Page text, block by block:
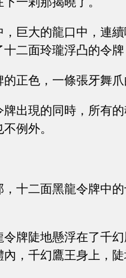
，巨大的龍口中，連
十二面玲瓏浮凸的令
的正色，一條張牙舞
牌出現的同時，所有
例外。
，十二面黑龍令牌中
令牌陡地懸浮在了千
內，千幻鷹王身上，